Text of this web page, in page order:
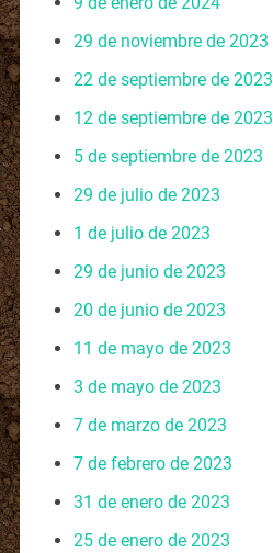
29 de noviembre de 2023
22 de septiembre de 2023
12 de septiembre de 2023
5 de septiembre de 2023
29 de julio de 2023
1 de julio de 2023
29 de junio de 2023
20 de junio de 2023
11 de mayo de 2023
3 de mayo de 2023
7 de marzo de 2023
7 de febrero de 2023
31 de enero de 2023
25 de enero de 2023